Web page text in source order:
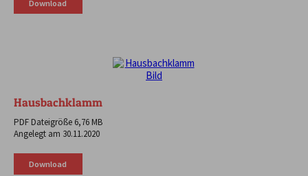
Download
Hausbachklamm
PDF Dateigröße 6,76 MB
Angelegt am 30.11.2020
Download